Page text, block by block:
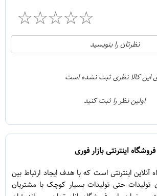
☆
☆
☆
☆
☆
0
0
نظرتان را بنویسید
این کالا نظری ثبت نشده است
اولین نظر را ثبت کنید
فروشگاه اینترنتی بازار فوری
آنلاین اینترنتی است که با هدف ایجاد ارتباط بین
تولیدات حتی تولیدات بسیار کوچک با مشتریان